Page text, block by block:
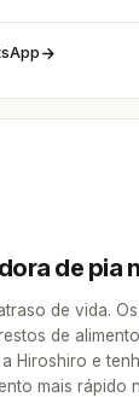
de pia
de vida.
de
Hiroshiro e
mais rápido